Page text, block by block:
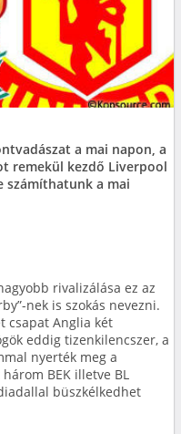
a mai napon, a
remekül kezdő Liverpool
számíthatunk a mai
rivalizálása ez az
nek is szokás nevezni.
csapat Anglia két
eddig tizenkilencszer, a
nyerték meg a
BEK illetve BL
büszkélkedhet